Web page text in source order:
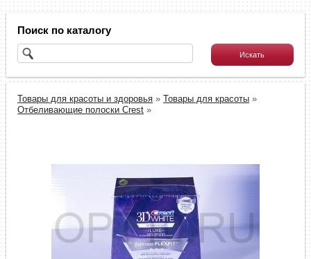
Поиск по каталогу
Товары для красоты и здоровья »Товары для красоты »
Отбеливающие полоски Crest »